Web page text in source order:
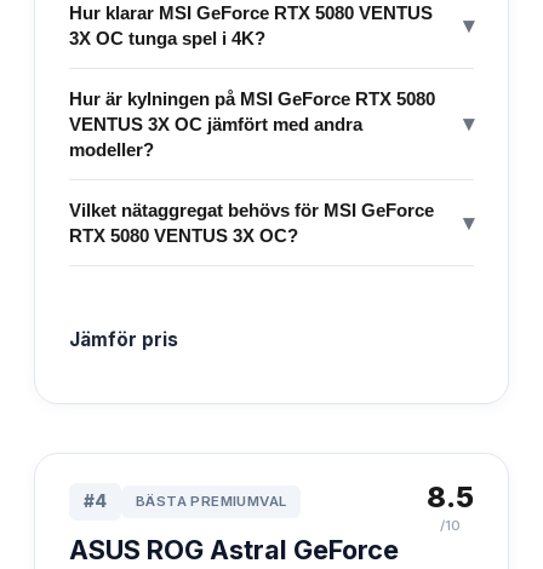
Hur klarar MSI GeForce RTX 5080 VENTUS
3X OC tunga spel i 4K?
▾
Hur är kylningen på MSI GeForce RTX 5080
VENTUS 3X OC jämfört med andra
modeller?
▾
Vilket nätaggregat behövs för MSI GeForce
RTX 5080 VENTUS 3X OC?
▾
Jämför pris
#4 BÄSTA PREMIUMVAL
ASUS ROG Astral GeForce
8.5
/10